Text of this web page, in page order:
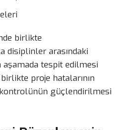
birlikte
disiplinler arasındaki
tespit edilmesi
proje hatalarının
güçlendirilmesi